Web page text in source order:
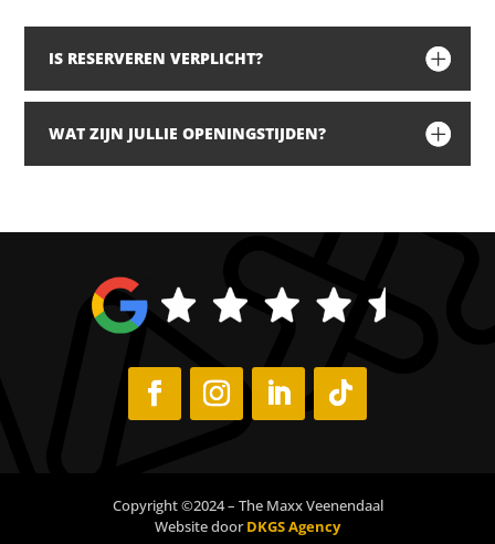
IS RESERVEREN VERPLICHT?
WAT ZIJN JULLIE OPENINGSTIJDEN?
Copyright ©2024 – The Maxx Veenendaal
Website doorDKGS Agency